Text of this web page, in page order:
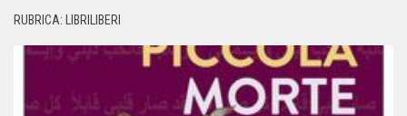
RUBRICA: LIBRILIBERI